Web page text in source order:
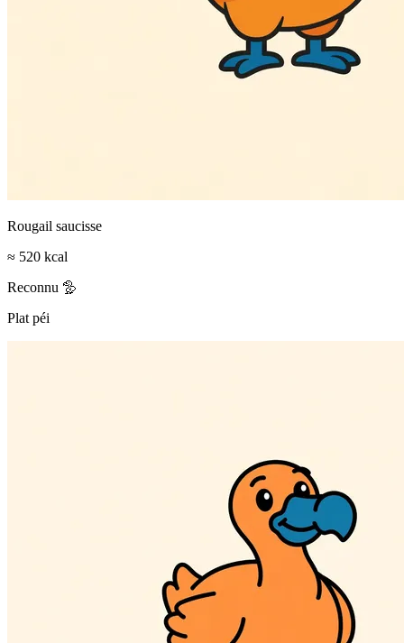
Rougail saucisse
≈ 520 kcal
Reconnu 🦤
Plat péi